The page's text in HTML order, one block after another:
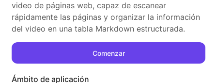
video de páginas web, capaz de escanear
rápidamente las páginas y organizar la información
del video en una tabla Markdown estructurada.
Comenzar
Ámbito de aplicación